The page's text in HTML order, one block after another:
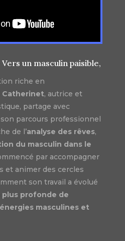
un masculin paisible,
riche en
Catherinet, autrice et
partage avec
son parcours professionnel
de l’analyse des rêves,
du masculin dans le
par accompagner
et animer des cercles
son travail a évolué
plus profonde de
masculines et